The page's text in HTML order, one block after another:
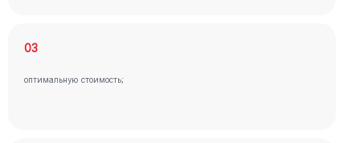
03
оптимальную стоимость;